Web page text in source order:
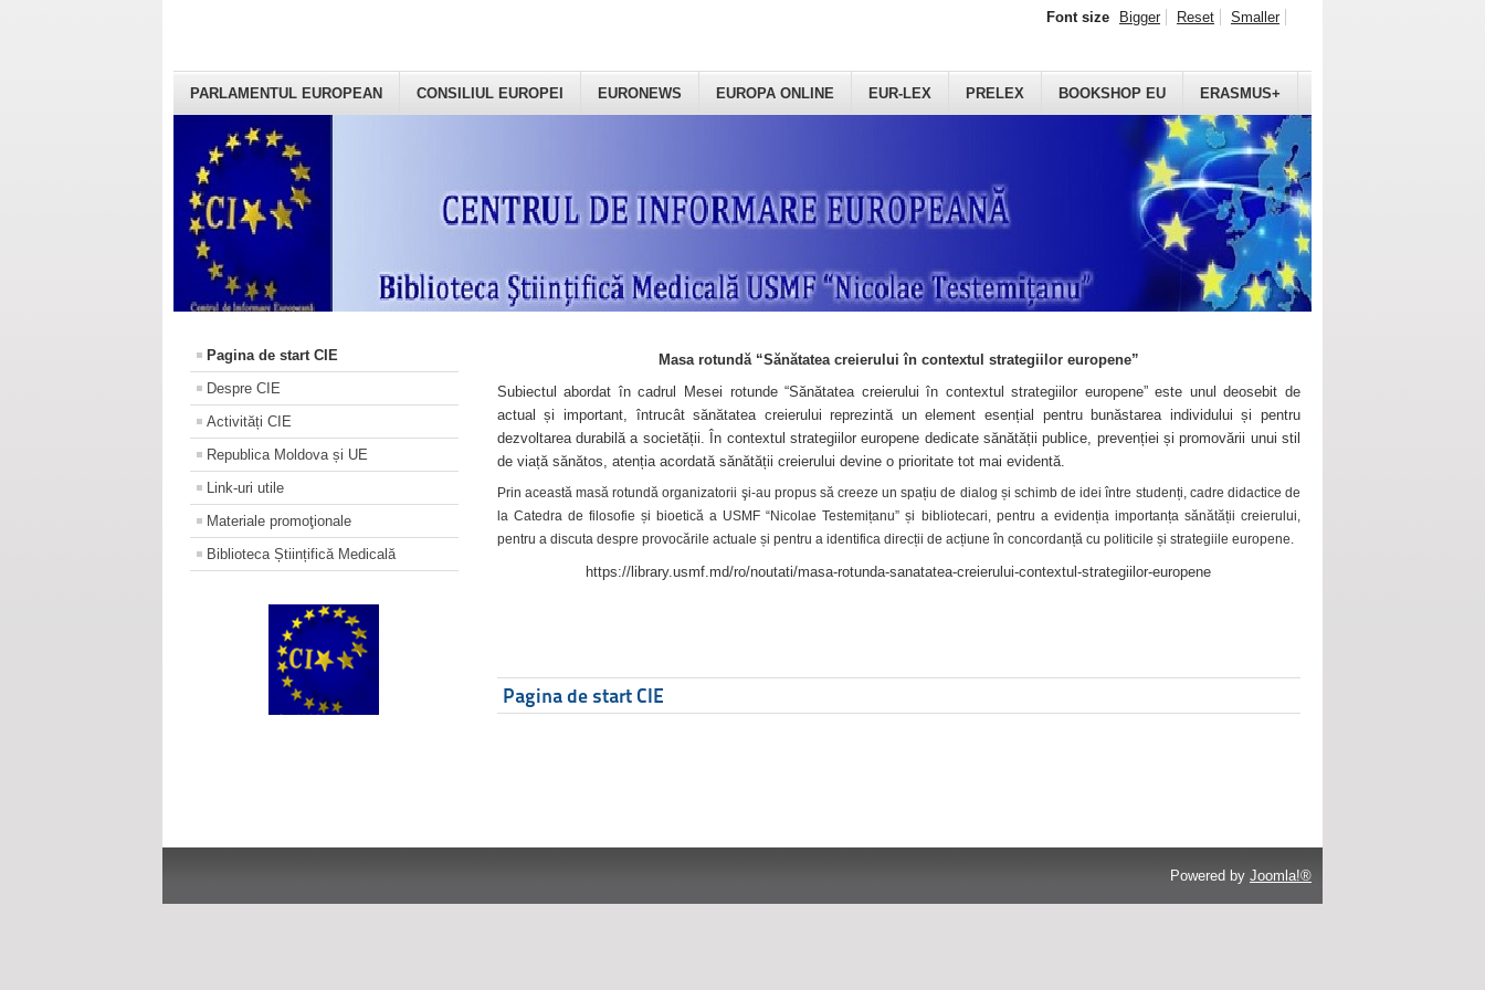
PARLAMENTUL EUROPEAN CONSILIUL EUROPEI EURONEWS EUROPA ONLINE EUR-LEX PRELEX BOOKSHOP EU ERASMUS+
Font size Bigger Reset Smaller
Pagina de start CIE
Despre CIE
Activități CIE
Republica Moldova și UE
Link-uri utile
Materiale promoţionale
Biblioteca Științifică Medicală
Masa rotundă “Sănătatea creierului în contextul strategiilor europene”
Subiectul abordat în cadrul Mesei rotunde “Sănătatea creierului în contextul strategiilor europene” este unul deosebit de
actual și important, întrucât sănătatea creierului reprezintă un element esențial pentru bunăstarea individului și pentru
dezvoltarea durabilă a societății. În contextul strategiilor europene dedicate sănătății publice, prevenției și promovării unui stil
de viață sănătos, atenția acordată sănătății creierului devine o prioritate tot mai evidentă.
Prin această masă rotundă organizatorii şi-au propus să creeze un spațiu de dialog și schimb de idei între studenți, cadre didactice de
la Catedra de filosofie și bioetică a USMF “Nicolae Testemițanu” și bibliotecari, pentru a evidenția importanța sănătății creierului,
pentru a discuta despre provocările actuale și pentru a identifica direcții de acțiune în concordanță cu politicile și strategiile europene.
https://library.usmf.md/ro/noutati/masa-rotunda-sanatatea-creierului-contextul-strategiilor-europene
Pagina de start CIE
Powered by Joomla!®